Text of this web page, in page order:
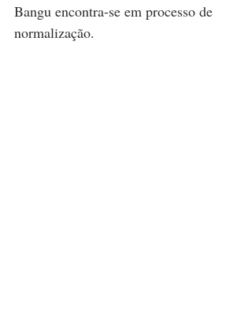
Bangu encontra-se em processo de
normalização.